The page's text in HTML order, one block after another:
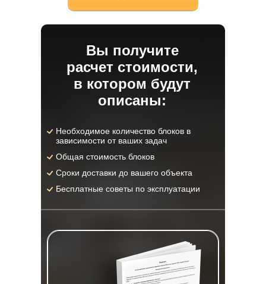
Вы получите
расчет стоимости,
в котором будут
описаны:
Необходимое количество блоков в
зависимости от ваших задач
Общая стоимость блоков
Сроки доставки до вашего объекта
Бесплатные советы по эксплуатации